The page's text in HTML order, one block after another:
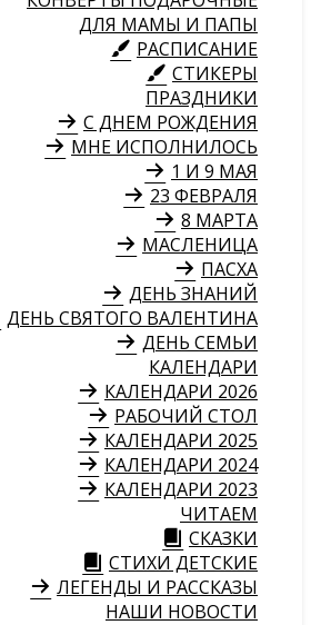
ДЛЯ МАМЫ И ПАПЫ
РАСПИСАНИЕ
СТИКЕРЫ
ПРАЗДНИКИ
С ДНЕМ РОЖДЕНИЯ
МНЕ ИСПОЛНИЛОСЬ
1 И 9 МАЯ
23 ФЕВРАЛЯ
8 МАРТА
МАСЛЕНИЦА
ПАСХА
ДЕНЬ ЗНАНИЙ
ДЕНЬ СВЯТОГО ВАЛЕНТИНА
ДЕНЬ СЕМЬИ
КАЛЕНДАРИ
КАЛЕНДАРИ 2026
РАБОЧИЙ СТОЛ
КАЛЕНДАРИ 2025
КАЛЕНДАРИ 2024
КАЛЕНДАРИ 2023
ЧИТАЕМ
СКАЗКИ
СТИХИ ДЕТСКИЕ
ЛЕГЕНДЫ И РАССКАЗЫ
НАШИ НОВОСТИ